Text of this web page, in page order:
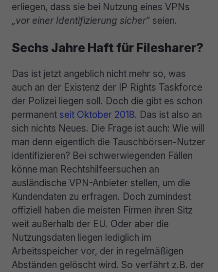
erliegen, dass sie bei Nutzung eines VPNs
„vor einer Identifizierung sicher“ seien.
Sechs Jahre Haft für Filesharer?
Das ist jetzt angeblich nicht mehr so, was
auch an der Existenz der IP Rights Taskforce
der Polizei liegen soll. Doch die gibt es schon
permanent seit Oktober 2018. Das ist also an
sich nichts Neues. Die Frage ist auch: Wie will
man denn eigentlich die Tauschbörsen-Nutzer
identifizieren? Bei schwerwiegenden Fällen
könne man Rechtshilfeersuchen an
ausländische VPN-Anbieter stellen, um die
Kundendaten zu erfragen. Doch zumindest
offiziell haben die meisten Firmen ihren Sitz
weit außerhalb der EU. Oder aber die
Nutzungsdaten liegen lediglich im
Arbeitsspeicher vor, der in regelmäßigen
Abständen gelöscht wird. So verfährt z.B. der